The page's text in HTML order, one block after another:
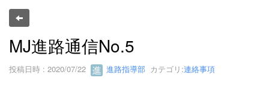
MJ進路通信No.5
投稿日時 : 2020/07/22 進路指導部 カテゴリ:連絡事項